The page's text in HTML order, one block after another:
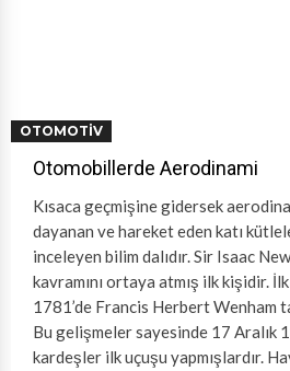
OTOMOTIV
Otomobillerde Aerodinami
Kısaca geçmişine gidersek
dayanan ve hareket eden katı
inceleyen bilim dalıdır. Sir Isaac
kavramını ortaya atmış ilk kişidir.
1781’de Francis Herbert Wenham
Bu gelişmeler sayesinde 17 Aralık
kardeşler ilk uçuşu yapmışlardır.